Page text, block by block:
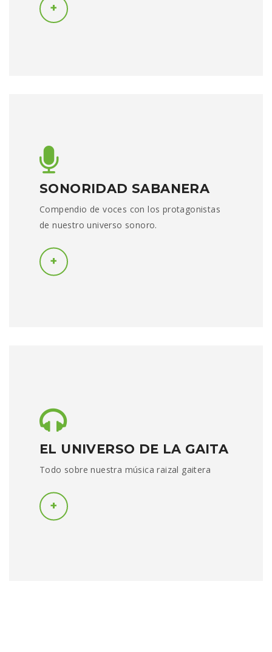
SONORIDAD SABANERA
Compendio de voces con los protagonistas
de nuestro universo sonoro.
EL UNIVERSO DE LA GAITA
Todo sobre nuestra música raizal gaitera